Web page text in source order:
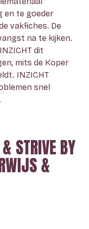
en te goeder
vakfiches. De
na te kijken.
dit
mits de Koper
INZICHT
snel
STRIVE BY
&